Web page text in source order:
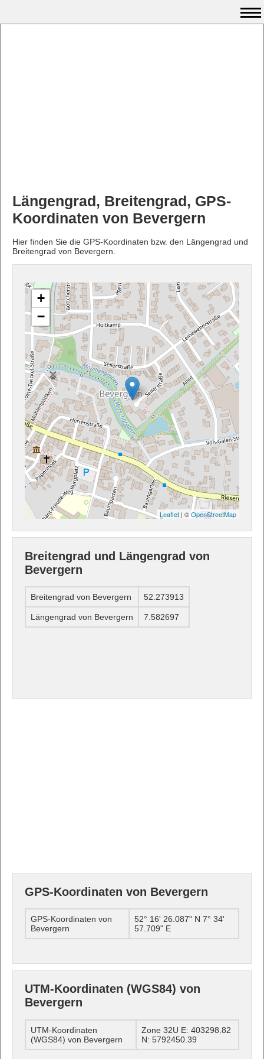
Längengrad, Breitengrad, GPS-
Koordinaten von Bevergern
Hier finden Sie die GPS-Koordinaten bzw. den Längengrad und
Breitengrad von Bevergern.
+
−
Leaflet | ©OpenStreetMap
Breitengrad und Längengrad von
Bevergern
Breitengrad von Bevergern 52.273913
Längengrad von Bevergern 7.582697
GPS-Koordinaten von Bevergern
GPS-Koordinaten von
Bevergern
52° 16' 26.087" N 7° 34'
57.709" E
UTM-Koordinaten (WGS84) von
Bevergern
UTM-Koordinaten
(WGS84) von Bevergern
Zone 32U E: 403298.82
N: 5792450.39